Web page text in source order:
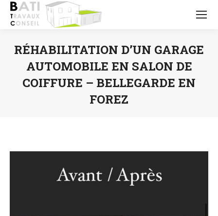
RÉHABILITATION D’UN GARAGE
AUTOMOBILE EN SALON DE
COIFFURE – BELLEGARDE EN
FOREZ